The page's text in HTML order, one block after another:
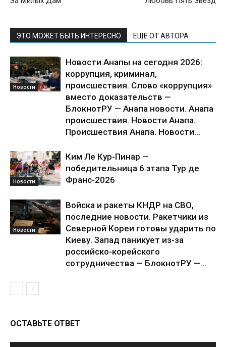
ЭТО МОЖЕТ БЫТЬ ИНТЕРЕСНО ЕЩЕ ОТ АВТОРА
Новости
Новости Анапы на сегодня 2026:
коррупция, криминал,
происшествия. Слово «коррупция»
вместо доказательств —
БлокнотРУ — Анапа новости. Анапа
происшествия. Новости Анапа.
Происшествия Анапа. Новости...
Новости
Ким Ле Кур-Пинар —
победительница 6 этапа Тур де
Франс-2026
Новости
Войска и ракеты КНДР на СВО,
последние новости. Ракетчики из
Северной Кореи готовы ударить по
Киеву. Запад паникует из-за
российско-корейского
сотрудничества — БлокнотРУ —...
ОСТАВЬТЕ ОТВЕТ